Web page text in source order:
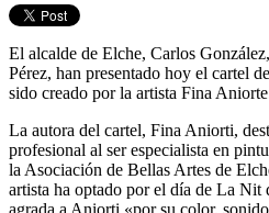
El alcalde de Elche, Carlos
Pérez, han presentado hoy el cartel
sido creado por la artista Fina
La autora del cartel, Fina Aniorti,
profesional al ser especialista en
la Asociación de Bellas Artes de
artista ha optado por el día de La Nit
agrada a Aniorti «por su color,